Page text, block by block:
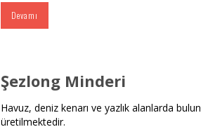
Devamı
Şezlong Minderi
Havuz, deniz kenarı ve yazlık alanlarda
üretilmektedir.